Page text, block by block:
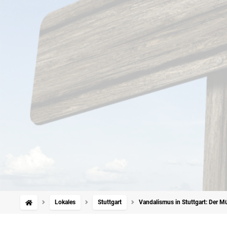
Lokales Stuttgart Vandalismus in Stuttgart: Der